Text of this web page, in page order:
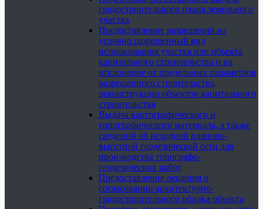
градостроительного плана земельного
участка
Предоставление разрешений на
условно разрешенный вид
использования участка или объекта
капитального строительства и на
отклонение от предельных параметров
разрешенного строительства,
реконструкции объектов капитального
строительства
Выдача картографического и
топографического материала, а также
сведений об исходной планово-
высотной геодезической сети для
производства топографо-
геодезических работ
Предоставление решения о
согласовании архитектурно-
градостроительного облика объекта